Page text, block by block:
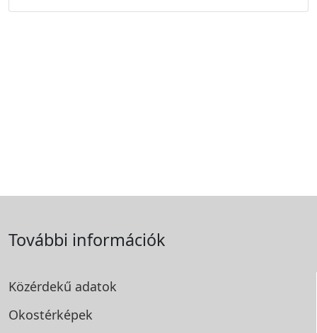
További információk
Közérdekű adatok
Okostérképek